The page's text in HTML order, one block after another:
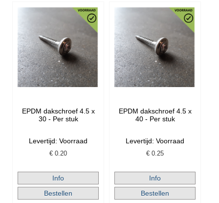
EPDM dakschroef 4.5 x
30 - Per stuk
Levertijd: Voorraad
€0.20
EPDM dakschroef 4.5 x
40 - Per stuk
Levertijd: Voorraad
€0.25